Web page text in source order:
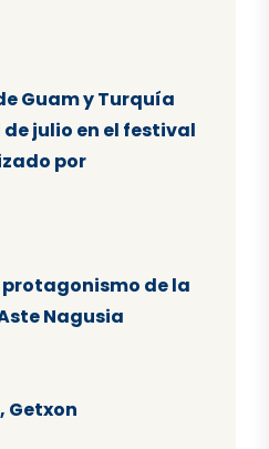
Guam y Turquía
julio en el festival
por
de la
Nagusia
Getxon